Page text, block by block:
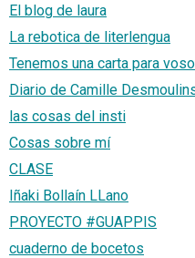
El blog de laura
La rebotica de literlengua
Tenemos una carta para
Diario de Camille
las cosas del insti
Cosas sobre mí
CLASE
Iñaki Bollaín LLano
PROYECTO #GUAPPIS
cuaderno de bocetos